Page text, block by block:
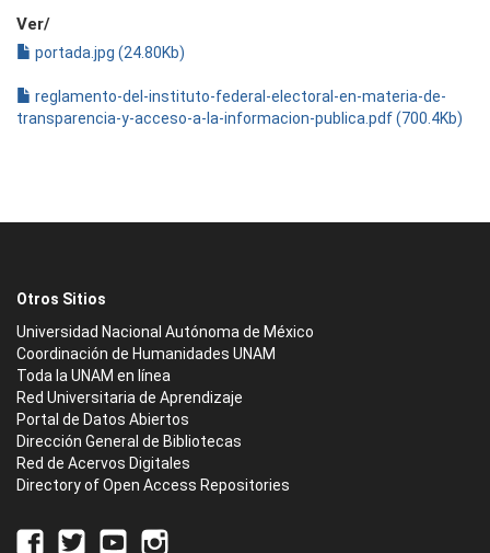
Ver/
portada.jpg (24.80Kb)
reglamento-del-instituto-federal-electoral-en-materia-de-
transparencia-y-acceso-a-la-informacion-publica.pdf (700.4Kb)
Otros Sitios
Universidad Nacional Autónoma de México
Coordinación de Humanidades UNAM
Toda la UNAM en línea
Red Universitaria de Aprendizaje
Portal de Datos Abiertos
Dirección General de Bibliotecas
Red de Acervos Digitales
Directory of Open Access Repositories